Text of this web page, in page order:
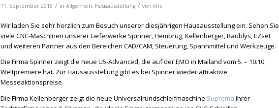
11. September 2015 / in Allgemein, Hausausstellung / von kho
Wir laden Sie sehr herzlich zum Besuch unserer diesjährigen Hausausstellung ein. Sehen Sie
viele CNC-Maschinen unserer Lieferwerke Spinner, Hembrug, Kellenberger, Baublys, EZset
und weiteren Partner aus den Bereichen CAD/CAM, Steuerung, Spannmittel und Werkzeuge.
Die Firma Spinner zeigt die neue U5-Advanced, die auf der EMO in Mailand vom 5. – 10.10.
Weltpremiere hat. Zur Hausausstellung gibt es bei Spinner wieder attraktive
Messeaktionspreise.
Die Firma Kellenberger zeigt die neue Universalrundschleifmaschine Suprema ihrer